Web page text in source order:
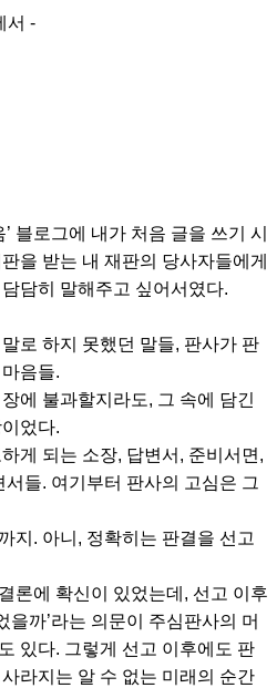
서 -
블로그에 내가 처음 글을 쓰기 시
을 받는 내 재판의 당사자들에게
담히 말해주고 싶어서였다.
로 하지 못했던 말들, 판사가 판
음들.
에 불과할지라도, 그 속에 담긴
었다.
게 되는 소장, 답변서, 준비서면,
들. 여기부터 판사의 고심은 그
지. 아니, 정확히는 판결을 선고
론에 확신이 있었는데, 선고 이후
을까’라는 의문이 주심판사의 머
있다. 그렇게 선고 이후에도 판
라지는 알 수 없는 미래의 순간